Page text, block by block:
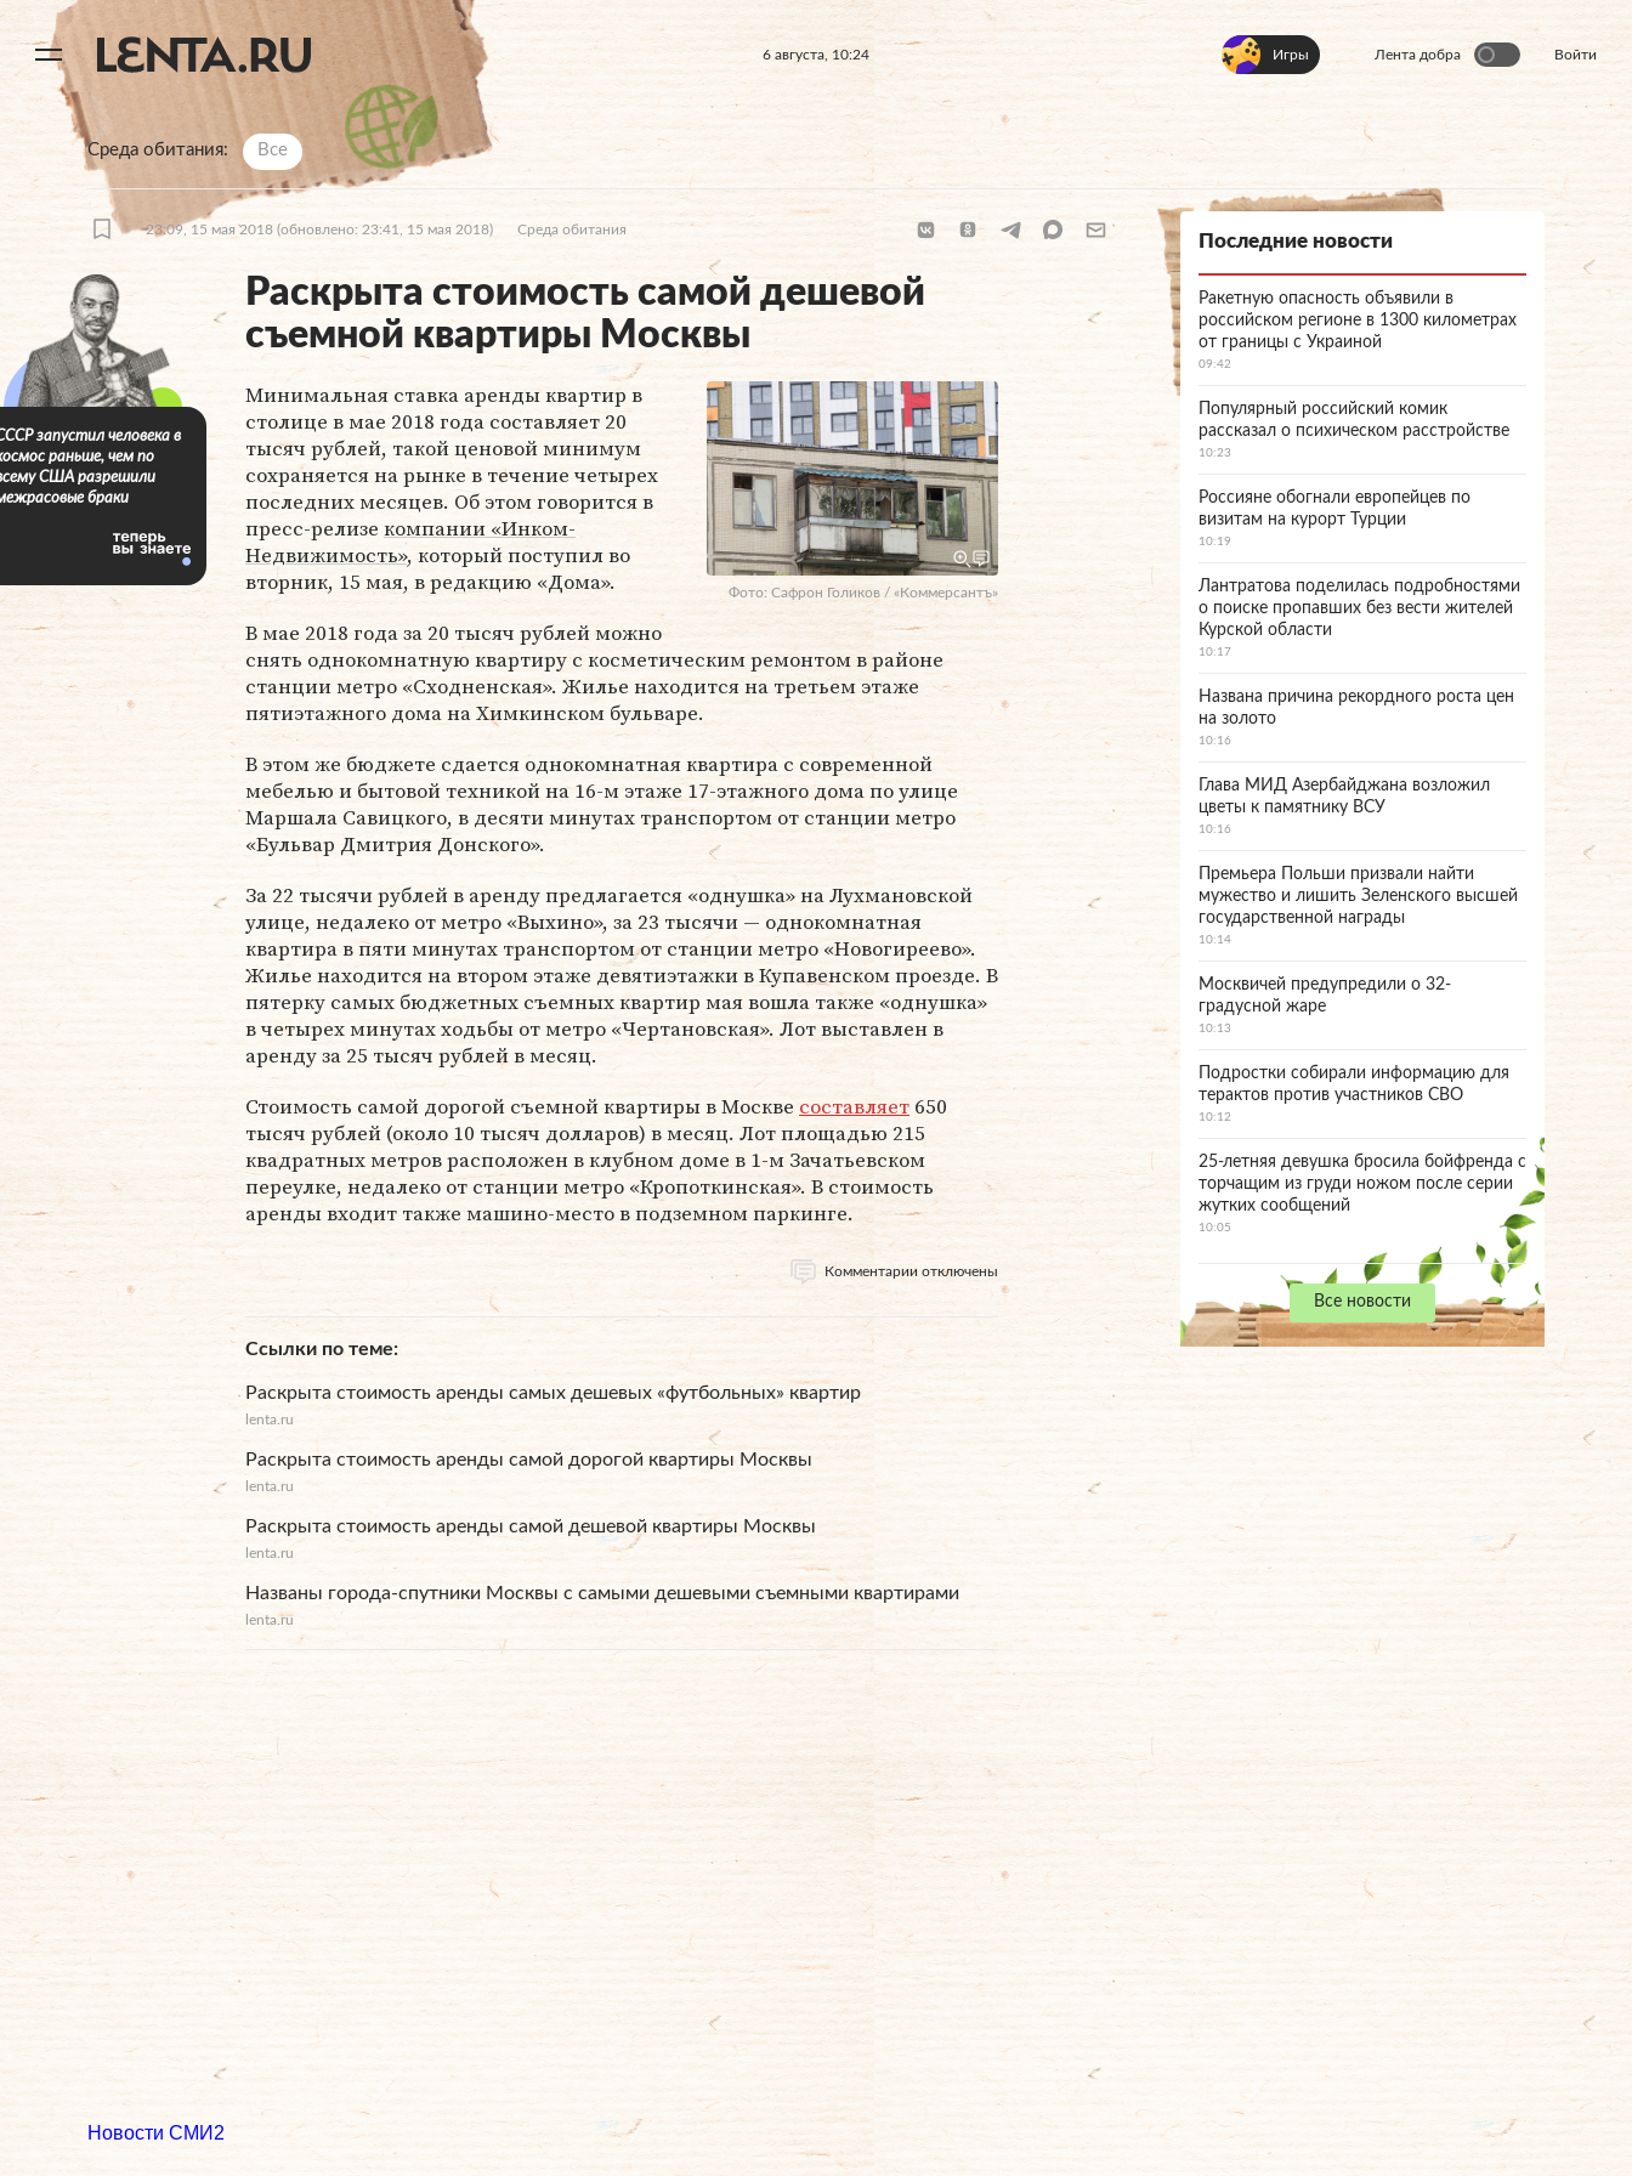
6 августа, 10:24 Игры Лента добра Войти
Среда обитания Все
23:09, 15 мая 2018 (обновлено: 23:41, 15 мая 2018) Среда обитания
Раскрыта стоимость самой дешевой
съемной квартиры Москвы
Фото: Сафрон Голиков / «Коммерсантъ»
Минимальная ставка аренды квартир в
столице в мае 2018 года составляет 20
тысяч рублей, такой ценовой минимум
сохраняется на рынке в течение четырех
последних месяцев. Об этом говорится в
пресс-релизе компании «Инком-
Недвижимость», который поступил во
вторник, 15 мая, в редакцию «Дома».
В мае 2018 года за 20 тысяч рублей можно
снять однокомнатную квартиру с косметическим ремонтом в районе
станции метро «Сходненская». Жилье находится на третьем этаже
пятиэтажного дома на Химкинском бульваре.
В этом же бюджете сдается однокомнатная квартира с современной
мебелью и бытовой техникой на 16-м этаже 17-этажного дома по улице
Маршала Савицкого, в десяти минутах транспортом от станции метро
«Бульвар Дмитрия Донского».
За 22 тысячи рублей в аренду предлагается «однушка» на Лухмановской
улице, недалеко от метро «Выхино», за 23 тысячи — однокомнатная
квартира в пяти минутах транспортом от станции метро «Новогиреево».
Жилье находится на втором этаже девятиэтажки в Купавенском проезде. В
пятерку самых бюджетных съемных квартир мая вошла также «однушка»
в четырех минутах ходьбы от метро «Чертановская». Лот выставлен в
аренду за 25 тысяч рублей в месяц.
Стоимость самой дорогой съемной квартиры в Москве составляет 650
тысяч рублей (около 10 тысяч долларов) в месяц. Лот площадью 215
квадратных метров расположен в клубном доме в 1-м Зачатьевском
переулке, недалеко от станции метро «Кропоткинская». В стоимость
аренды входит также машино-место в подземном паркинге.
Комментарии отключены
Ссылки по теме
Раскрыта стоимость аренды самых дешевых «футбольных» квартир
lenta.ru
Раскрыта стоимость аренды самой дорогой квартиры Москвы
lenta.ru
Раскрыта стоимость аренды самой дешевой квартиры Москвы
lenta.ru
Названы города-спутники Москвы с самыми дешевыми съемными квартирами
lenta.ru
запустил человека в
раньше, чем по
США разрешили
браки
Последние новости
Ракетную опасность объявили в
российском регионе в 1300 километрах
от границы с Украиной
09:42
Популярный российский комик
рассказал о психическом расстройстве
10:23
Россияне обогнали европейцев по
визитам на курорт Турции
10:19
Лантратова поделилась подробностями
о поиске пропавших без вести жителей
Курской области
10:17
Названа причина рекордного роста цен
на золото
10:16
Глава МИД Азербайджана возложил
цветы к памятнику ВСУ
10:16
Премьера Польши призвали найти
мужество и лишить Зеленского высшей
государственной награды
10:14
Москвичей предупредили о 32-
градусной жаре
10:13
Подростки собирали информацию для
терактов против участников СВО
10:12
25-летняя девушка бросила бойфренда с
торчащим из груди ножом после серии
жутких сообщений
10:05
Все новости
Новости СМИ2